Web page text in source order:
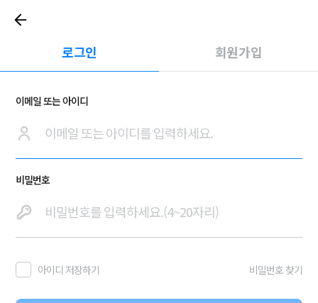
로그인 회원가입
이메일 또는 아이디
비밀번호
아이디 저장하기 비밀번호 찾기